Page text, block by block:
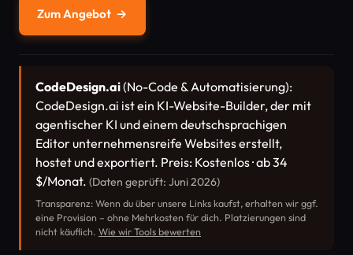
Zum Angebot →
CodeDesign.ai(No-Code & Automatisierung):
CodeDesign.ai ist ein KI-Website-Builder, der mit
agentischer KI und einem deutschsprachigen
Editor unternehmensreife Websites erstellt,
hostet und exportiert. Preis: Kostenlos · ab 34
$/Monat. (Daten geprüft: Juni 2026)
Transparenz: Wenn du über unsere Links kaufst, erhalten wir ggf.
eine Provision – ohne Mehrkosten für dich. Platzierungen sind
nicht käuflich. Wie wir Tools bewerten